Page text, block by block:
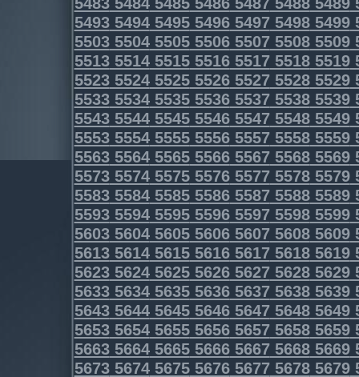
5493549454955496549754985499
5503550455055506550755085509
5513551455155516551755185519
5523552455255526552755285529
5533553455355536553755385539
5543554455455546554755485549
5553555455555556555755585559
5563556455655566556755685569
5573557455755576557755785579
5583558455855586558755885589
5593559455955596559755985599
5603560456055606560756085609
5613561456155616561756185619
5623562456255626562756285629
5633563456355636563756385639
5643564456455646564756485649
5653565456555656565756585659
5663566456655666566756685669
5673567456755676567756785679